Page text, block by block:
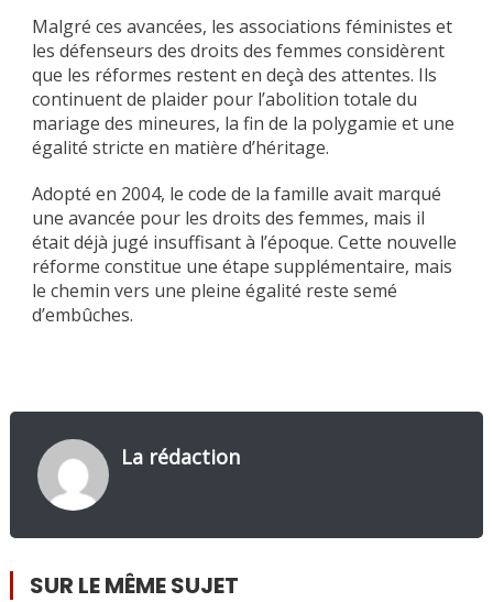
Malgré ces avancées, les associations féministes et
les défenseurs des droits des femmes considèrent
que les réformes restent en deçà des attentes. Ils
continuent de plaider pour l’abolition totale du
mariage des mineures, la fin de la polygamie et une
égalité stricte en matière d’héritage.
Adopté en 2004, le code de la famille avait marqué
une avancée pour les droits des femmes, mais il
était déjà jugé insuffisant à l’époque. Cette nouvelle
réforme constitue une étape supplémentaire, mais
le chemin vers une pleine égalité reste semé
d’embûches.
La rédaction
SUR LE MÊME SUJET